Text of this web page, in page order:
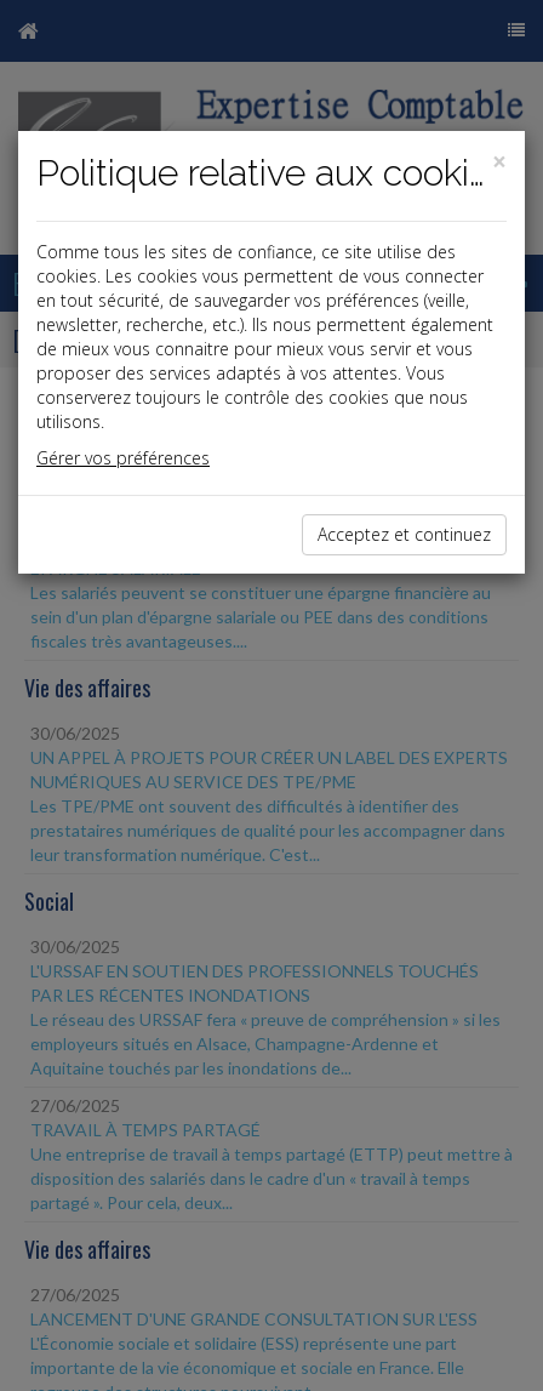
Base documentaire
Dépêches
Liste des dernières dépêches
Fiscal TPE
Les salariés peuvent se constituer une épargne financière au
sein d'un plan d'épargne salariale ou PEE dans des conditions
fiscales très avantageuses....
Vie des affaires
30/06/2025
UN APPEL À PROJETS POUR CRÉER UN LABEL DES EXPERTS
NUMÉRIQUES AU SERVICE DES TPE/PME
Les TPE/PME ont souvent des difficultés à identifier des
prestataires numériques de qualité pour les accompagner dans
leur transformation numérique. C'est...
Social
30/06/2025
L'URSSAF EN SOUTIEN DES PROFESSIONNELS TOUCHÉS
PAR LES RÉCENTES INONDATIONS
Le réseau des URSSAF fera « preuve de compréhension » si les
employeurs situés en Alsace, Champagne-Ardenne et
Aquitaine touchés par les inondations de...
27/06/2025
TRAVAIL À TEMPS PARTAGÉ
Une entreprise de travail à temps partagé (ETTP) peut mettre à
disposition des salariés dans le cadre d'un « travail à temps
partagé ». Pour cela, deux...
Vie des affaires
27/06/2025
LANCEMENT D'UNE GRANDE CONSULTATION SUR L'ESS
L'Économie sociale et solidaire (ESS) représente une part
importante de la vie économique et sociale en France. Elle
×
Politique relative aux cookies
Comme tous les sites de confiance, ce site utilise des
cookies. Les cookies vous permettent de vous connecter
en tout sécurité, de sauvegarder vos préférences (veille,
newsletter, recherche, etc.). Ils nous permettent également
de mieux vous connaitre pour mieux vous servir et vous
proposer des services adaptés à vos attentes. Vous
conserverez toujours le contrôle des cookies que nous
utilisons.
Gérer vos préférences
Acceptez et continuez